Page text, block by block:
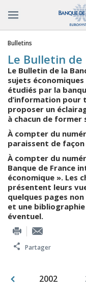
Vous êtes ici
Bulletins
Le Bulletin de
Le Bulletin de la
sujets
étudiés par la
d’information pour
proposer un
à chacun de
À compter du
paraissent de façon
À compter du
Banque de France
économique ». Les
présentent leurs
quelques pages
et une
éventuel.
Partager
2002